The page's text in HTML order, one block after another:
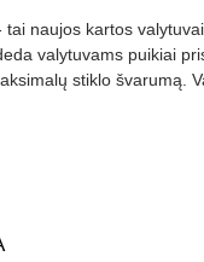
tai naujos kartos
valytuvams puikiai
stiklo švarumą.